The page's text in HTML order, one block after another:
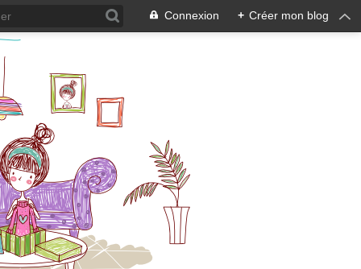
Connexion + Créer mon blog